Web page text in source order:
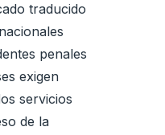
traducido
penales
exigen
servicios
de la